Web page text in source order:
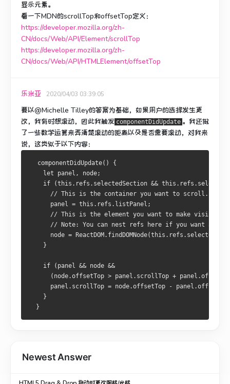
显示元素。
看一下MDN的scrollTop和offsetTop定义：
https://developer.mozilla.org/zh-
CN/docs/Web/API/Element/scrollTop
https://developer.mozilla.org/zh-
CN/docs/Web/API/HTMLElement/offsetTop
乐米亚 2020/04/03 03:39:05
要以@Michelle Tilley的答案为基础，如果用户的选择发生更
改，我有时想滚动，因此我触发 componentDidUpdate 。 我还做
了一些数学运算来弄清楚滚动的距离以及是否需要滚动，对我来
说，这类似于以下内容：
  componentDidUpdate() {
    let panel, node;
if (this.refs.selectedSection &&
// This is the container you want to
      panel = this.refs.listPanel;
// This is the element you want to make visible
// Note: You can nest refs here if you
node =
    }
    if (panel && node &&
(node.offsetTop > panel.scrollTop +
panel.scrollTop = node.offsetTop -
    }
  }
Newest Answer